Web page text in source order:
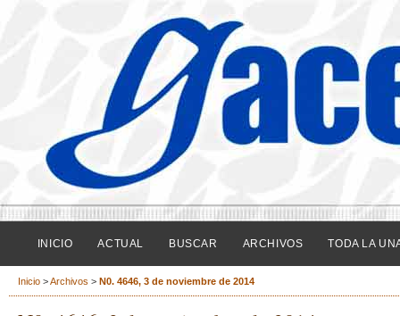
INICIO ACTUAL BUSCAR ARCHIVOS TODA LA
Inicio >Archivos > N0. 4646, 3 de noviembre de 2014